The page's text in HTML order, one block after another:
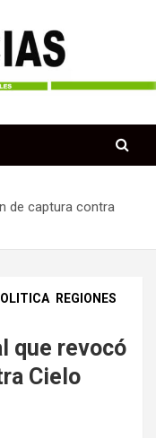
de captura contra
REGIONES
que revocó
Cielo